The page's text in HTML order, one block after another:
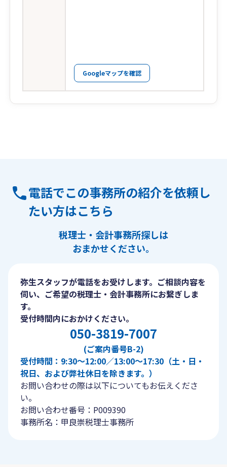
Googleマップを確認
電話でこの事務所の紹介を依頼し
たい方はこちら
税理士・会計事務所探しは
おまかせください。
弥生スタッフが電話をお受けします。ご相談内容を
伺い、ご希望の税理士・会計事務所にお繋ぎしま
す。
受付時間内におかけください。
050-3819-7007
(ご案内番号B-2)
受付時間：9:30〜12:00／13:00〜17:30（土・日・
祝日、および弊社休日を除きます。）
お問い合わせの際は以下についてもお伝えくださ
い。
お問い合わせ番号：P009390
事務所名：甲良崇税理士事務所